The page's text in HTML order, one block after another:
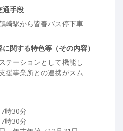
通手段
崎駅から皆春バス停下車
関する特色等（その内容）
テーションとして機能し
援事業所との連携がスム
時30分
時30分